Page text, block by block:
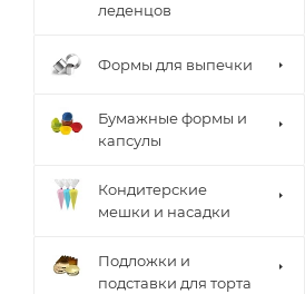
леденцов
Формы для выпечки
Бумажные формы и
капсулы
Кондитерские
мешки и насадки
Подложки и
подставки для торта